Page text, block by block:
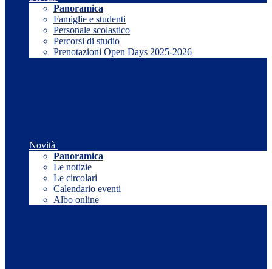
Panoramica
Famiglie e studenti
Personale scolastico
Percorsi di studio
Prenotazioni Open Days 2025-2026
Novità
Panoramica
Le notizie
Le circolari
Calendario eventi
Albo online